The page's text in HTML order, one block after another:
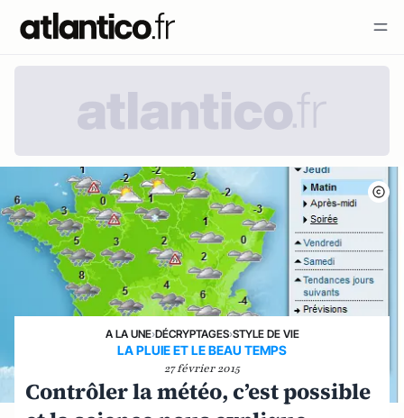
A LA UNE›DÉCRYPTAGES›STYLE DE VIE
LA PLUIE ET LE BEAU TEMPS
27 février 2015
Contrôler la météo, c’est possible